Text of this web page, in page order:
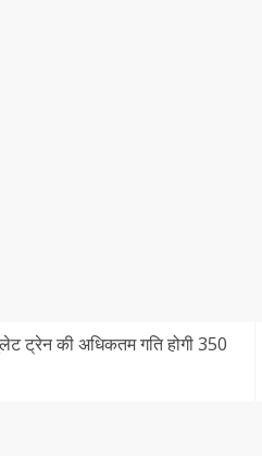
ट्रेन की अधिकतम गति होगी 350